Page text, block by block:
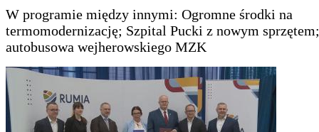
W programie między innymi: Ogromne środki na
termomodernizację; Szpital Pucki z nowym
autobusowa wejherowskiego MZK